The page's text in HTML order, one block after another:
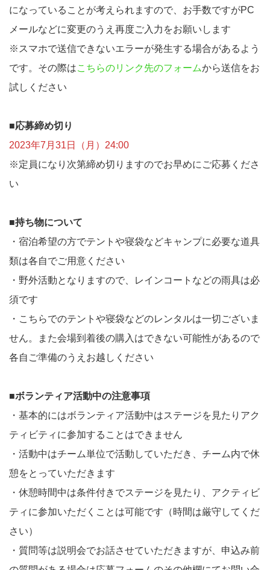
になっていることが考えられますので、お手数ですがPC
メールなどに変更のうえ再度ご入力をお願いします
※スマホで送信できないエラーが発生する場合があるよう
です。その際はこちらのリンク先のフォームから送信をお
試しください
■応募締め切り
2023年7月31日（月）24:00
※定員になり次第締め切りますのでお早めにご応募くださ
い
■持ち物について
・宿泊希望の方でテントや寝袋などキャンプに必要な道具
類は各自でご用意ください
・野外活動となりますので、レインコートなどの雨具は必
須です
・こちらでのテントや寝袋などのレンタルは一切ございま
せん。また会場到着後の購入はできない可能性があるので
各自ご準備のうえお越しください
■ボランティア活動中の注意事項
・基本的にはボランティア活動中はステージを見たりアク
ティビティに参加することはできません
・活動中はチーム単位で活動していただき、チーム内で休
憩をとっていただきます
・休憩時間中は条件付きでステージを見たり、アクティビ
ティに参加いただくことは可能です（時間は厳守してくだ
さい）
・質問等は説明会でお話させていただきますが、申込み前